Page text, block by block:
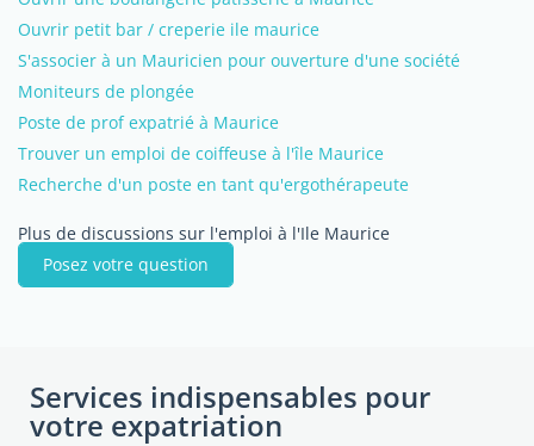
Ouvrir petit bar / creperie ile maurice
S'associer à un Mauricien pour ouverture d'une société
Moniteurs de plongée
Poste de prof expatrié à Maurice
Trouver un emploi de coiffeuse à l'île Maurice
Recherche d'un poste en tant qu'ergothérapeute
Plus de discussions sur l'emploi à l'Ile Maurice
Posez votre question
Services indispensables pour
votre expatriation